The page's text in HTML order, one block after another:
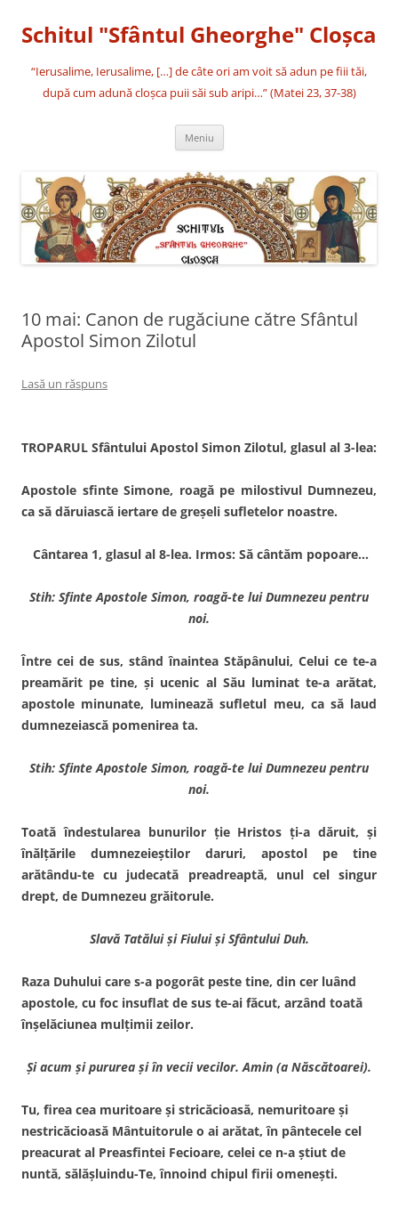
conținut
Schitul "Sfântul Gheorghe" Cloşca
“Ierusalime, Ierusalime, […] de câte ori am voit să adun pe fiii tăi,
după cum adună cloşca puii săi sub aripi…” (Matei 23, 37-38)
Meniu
10 mai: Canon de rugăciune către Sfântul
Apostol Simon Zilotul
Lasă un răspuns
TROPARUL Sfântului Apostol Simon Zilotul, glasul al 3-lea:
Apostole sfinte Simone, roagă pe milostivul Dumnezeu,
ca să dăruiască iertare de greşeli sufletelor noastre.
Cântarea 1, glasul al 8-lea. Irmos: Să cântăm popoare…
Stih: Sfinte Apostole Simon, roagă-te lui Dumnezeu pentru
noi.
Între cei de sus, stând înaintea Stăpânului, Celui ce te-a
preamărit pe tine, şi ucenic al Său luminat te-a arătat,
apostole minunate, luminează sufletul meu, ca să laud
dumnezeiască pomenirea ta.
Stih: Sfinte Apostole Simon, roagă-te lui Dumnezeu pentru
noi.
Toată îndestularea bunurilor ţie Hristos ţi-a dăruit, şi
înălţările dumnezeieştilor daruri, apostol pe tine
arătându-te cu judecată preadreaptă, unul cel singur
drept, de Dumnezeu grăitorule.
Slavă Tatălui şi Fiului şi Sfântului Duh.
Raza Duhului care s-a pogorât peste tine, din cer luând
apostole, cu foc insuflat de sus te-ai făcut, arzând toată
înşelăciunea mulţimii zeilor.
Şi acum şi pururea şi în vecii vecilor. Amin (a Născătoarei).
Tu, firea cea muritoare şi stricăcioasă, nemuritoare şi
nestricăcioasă Mântuitorule o ai arătat, în pântecele cel
preacurat al Preasfintei Fecioare, celei ce n-a ştiut de
nuntă, sălăşluindu-Te, înnoind chipul firii omeneşti.